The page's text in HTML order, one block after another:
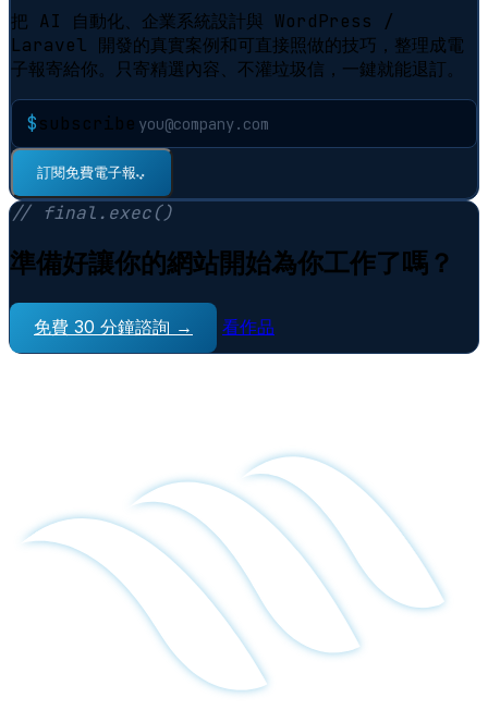
把 AI 自動化、企業系統設計與 WordPress /
Laravel 開發的真實案例和可直接照做的技巧，整理成電
子報寄給你。只寄精選內容、不灌垃圾信，一鍵就能退訂。
$subscribe
訂閱免費電子報⠋
// final.exec()
準備好讓你的網站開始為你工作了嗎？
免費 30 分鐘諮詢 → 看作品